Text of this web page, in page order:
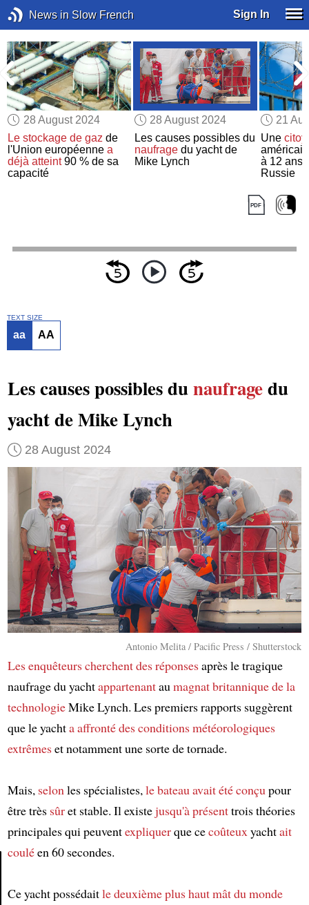
News in Slow French Sign In
28 August 2024
Le stockage de gaz de
l'Union européennea
déjà atteint90 % de sa
capacité
28 August 2024
Les causes possibles du
naufragedu yacht de
Mike Lynch
21
Une
à 12 ans
Russie
Article
TEXT SIZE
aa AA
Les causes possibles dunaufragedu
yacht de Mike Lynch
28 August 2024
Antonio Melita / Pacific Press / Shutterstock
Les enquêteurscherchent des réponsesaprès le tragique
naufrage du yachtappartenantaumagnat britannique de la
technologieMike Lynch. Les premiers rapports suggèrent
que le yachta affrontédes conditions météorologiques
extrêmeset notamment une sorte de tornade.
Mais, selonles spécialistes,le bateauavait été conçupour
être très sûret stable. Il existejusqu'à présenttrois théories
principales qui peuventexpliquerque cecoûteuxyachtait
couléen 60 secondes.
Ce yacht possédaitle deuxième plus haut mât du monde